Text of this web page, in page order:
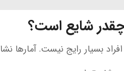
چقدر شایع است؟
بسیار رایج نیست. آمارها